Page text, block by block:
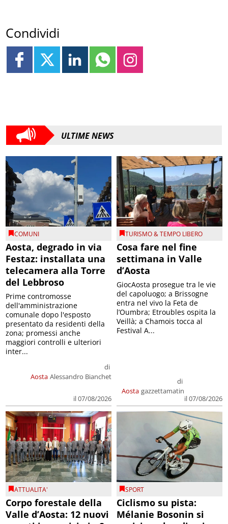
Condividi
ULTIME NEWS
COMUNI
Aosta, degrado in via
Festaz: installata una
telecamera alla Torre
del Lebbroso
Aosta
di
Alessandro Bianchet
il 07/08/2026
Prime contromosse
dell'amministrazione
comunale dopo l'esposto
presentato da residenti della
zona; promessi anche
maggiori controlli e ulteriori
inter...
TURISMO & TEMPO LIBERO
Cosa fare nel fine
settimana in Valle
d’Aosta
Aosta
di
gazzettamatin
il 07/08/2026
GiocAosta prosegue tra le vie
del capoluogo; a Brissogne
entra nel vivo la Feta de
l’Oumbra; Etroubles ospita la
Veillà; a Chamois tocca al
Festival A...
ATTUALITA'
Corpo forestale della
Valle d’Aosta: 12 nuovi
SPORT
Ciclismo su pista:
Mélanie Bosonin si